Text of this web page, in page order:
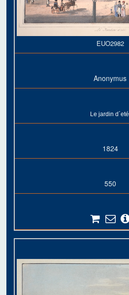
EUO2982
Anonymus
Le jardin d´eté.
1824
550